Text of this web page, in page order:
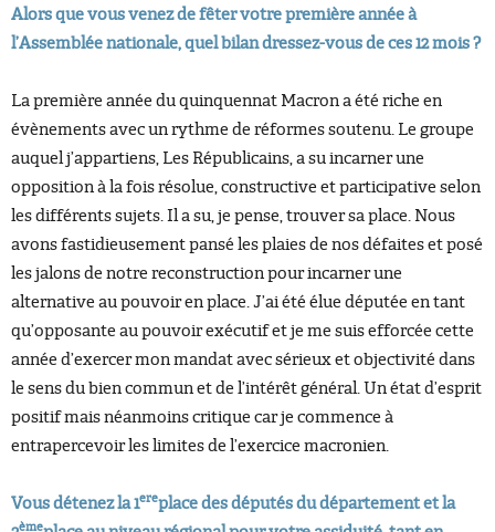
Alors que vous venez de fêter votre première année à
l’Assemblée nationale, quel bilan dressez-vous de ces 12 mois ?
La première année du quinquennat Macron a été riche en
évènements avec un rythme de réformes soutenu. Le groupe
auquel j’appartiens, Les Républicains, a su incarner une
opposition à la fois résolue, constructive et participative selon
les différents sujets. Il a su, je pense, trouver sa place. Nous
avons fastidieusement pansé les plaies de nos défaites et posé
les jalons de notre reconstruction pour incarner une
alternative au pouvoir en place. J’ai été élue députée en tant
qu’opposante au pouvoir exécutif et je me suis efforcée cette
année d’exercer mon mandat avec sérieux et objectivité dans
le sens du bien commun et de l’intérêt général. Un état d’esprit
positif mais néanmoins critique car je commence à
entrapercevoir les limites de l’exercice macronien.
Vous détenez la 1ereplace des députés du département et la
ème